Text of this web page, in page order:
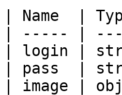
| Name  |
| ----- |
| login |
| pass  |
| image |